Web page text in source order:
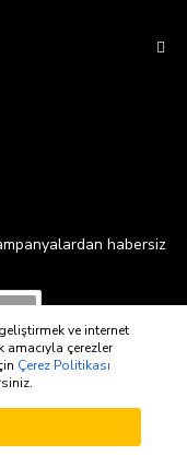
habersiz
Ol
ve internet
amacıyla çerezler
Çerez Politikası